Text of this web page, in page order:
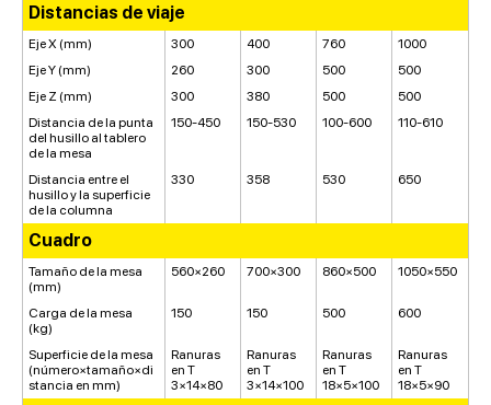
Distancias de viaje
Eje X (mm) 300 400 760
1000
Eje Y (mm)
260 300 500
500
Eje Z (mm)
300 380 500
500
Distancia de la punta
del husillo al tablero
de la mesa
150-450 150-530 100-600 110-610
Distancia entre el
husillo y la superficie
de la columna
330 358 530 650
Cuadro
Tamaño de la mesa
(mm)
560×260 700×300 860×500 1050×550
Carga de la mesa
(kg)
150 150 500 600
Superficie de la mesa
(número×tamaño×di
stancia en mm)
Ranuras
en T
3×14×80
Ranuras
en T
3×14×100
Ranuras
en T
18×5×100
Ranuras
en T
18×5×90